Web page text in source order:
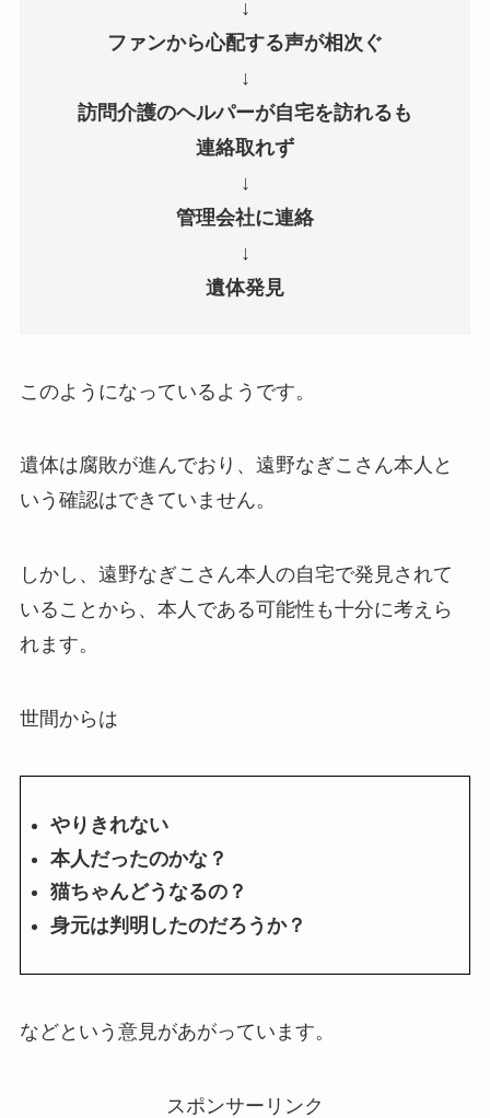
↓
ファンから心配する声が相次ぐ
↓
訪問介護のヘルパーが自宅を訪れるも
連絡取れず
↓
管理会社に連絡
↓
遺体発見
このようになっているようです。
遺体は腐敗が進んでおり、遠野なぎこさん本人と
いう確認はできていません。
しかし、遠野なぎこさん本人の自宅で発見されて
いることから、本人である可能性も十分に考えら
れます。
世間からは
やりきれない
本人だったのかな？
猫ちゃんどうなるの？
身元は判明したのだろうか？
などという意見があがっています。
スポンサーリンク